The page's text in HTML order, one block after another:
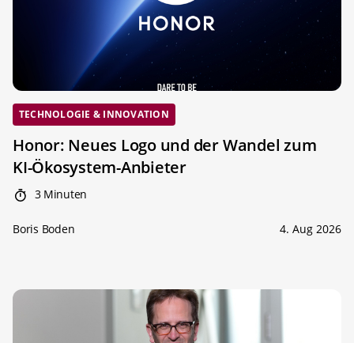
TECHNOLOGIE & INNOVATION
Honor: Neues Logo und der Wandel zum
KI-Ökosystem-Anbieter
3 Minuten
Boris Boden 4. Aug 2026